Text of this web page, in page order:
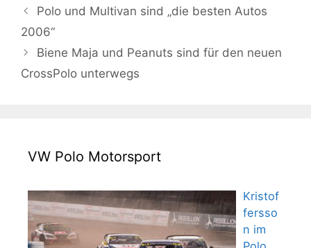
Polo und Multivan sind „die besten Autos
2006“
Biene Maja und Peanuts sind für den neuen
CrossPolo unterwegs
VW Polo Motorsport
Kristof
fersso
n im